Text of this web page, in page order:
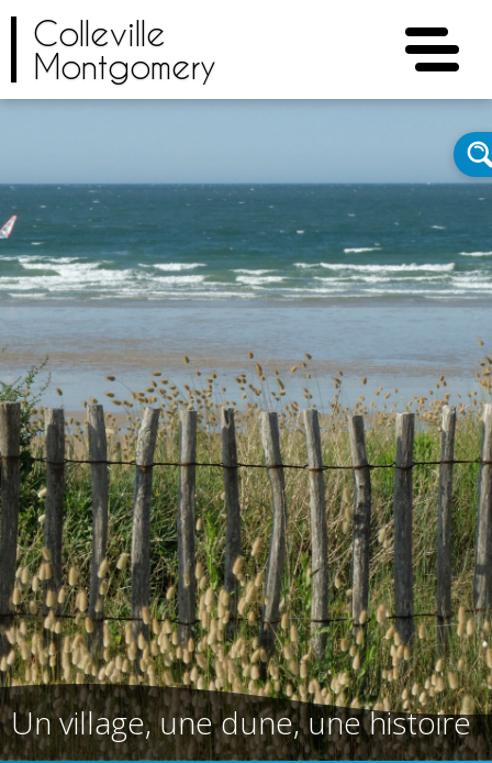
Colleville
Montgomery
Un village, une dune, une histoire